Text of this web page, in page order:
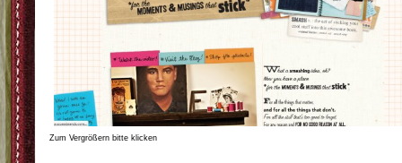
Zum Vergrößern bitte klicken